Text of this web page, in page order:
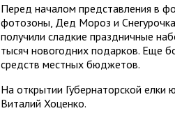
Перед началом представления в
фотозоны, Дед Мороз и
получили сладкие праздничные
тысяч новогодних подарков. Еще
средств местных бюджетов.
На открытии Губернаторской
Виталий Хоценко.